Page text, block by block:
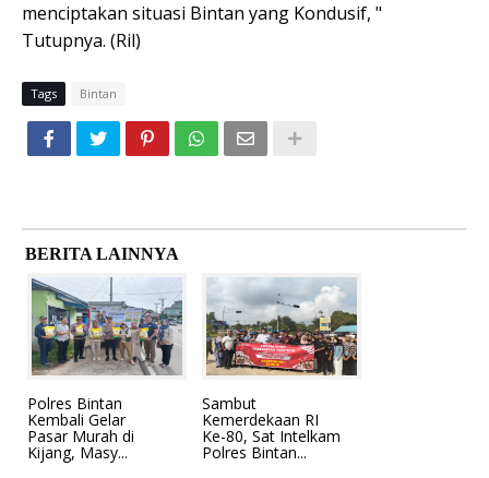
menciptakan situasi Bintan yang Kondusif, "
Tutupnya. (Ril)
Tags Bintan
BERITA LAINNYA
Polres Bintan
Kembali Gelar
Pasar Murah di
Kijang, Masy...
Sambut
Kemerdekaan RI
Ke-80, Sat Intelkam
Polres Bintan...